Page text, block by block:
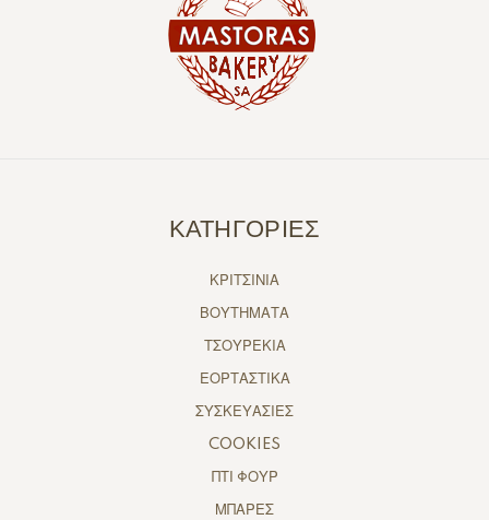
ΚΑΤΗΓΟΡΙΕΣ
ΚΡΙΤΣΙΝΙΑ
ΒΟΥΤΗΜΑΤΑ
ΤΣΟΥΡΕΚΙΑ
ΕΟΡΤΑΣΤΙΚΑ
ΣΥΣΚΕΥΑΣΙΕΣ
COOKIES
ΠΤΙ ΦΟΥΡ
ΜΠΑΡΕΣ